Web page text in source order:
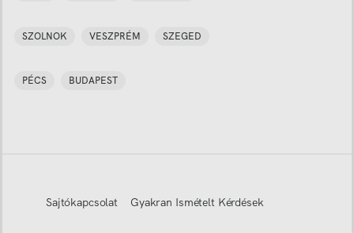
SZOLNOK VESZPRÉM SZEGED
PÉCS BUDAPEST
Sajtókapcsolat Gyakran Ismételt Kérdések